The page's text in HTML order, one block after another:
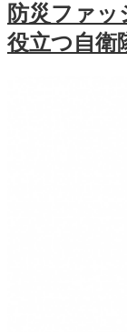
防災ファ
役立つ自衛